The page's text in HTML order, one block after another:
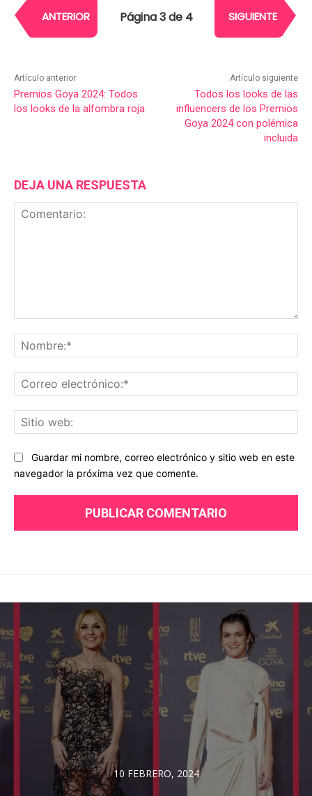
ANTERIOR Página 3 de 4 SIGUIENTE
Artículo anterior
Premios Goya 2024: Todos
los looks de la alfombra roja
Artículo siguiente
Todos los looks de las
influencers de los Premios
Goya 2024 con polémica
incluida
DEJA UNA RESPUESTA
Guardar mi nombre, correo electrónico y sitio web en este
navegador la próxima vez que comente.